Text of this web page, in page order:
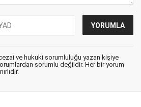
ve hukuki sorumluluğu yazan kişiye
sorumlu değildir. Her bir yorum